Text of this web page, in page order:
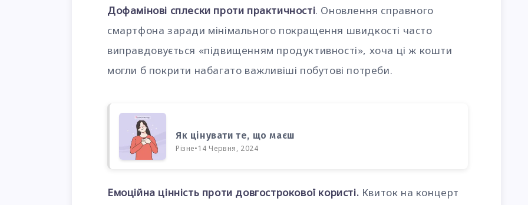
Дофамінові сплески проти практичності. Оновлення справного
смартфона заради мінімального покращення швидкості часто
виправдовується «підвищенням продуктивності», хоча ці ж кошти
могли б покрити набагато важливіші побутові потреби.
Як цінувати те, що маєш
Різне•14 Червня, 2024
Емоційна цінність проти довгострокової користі. Квиток на концерт